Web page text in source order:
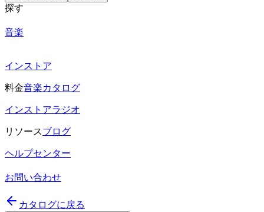
探す
音楽
インストア
料金音楽カタログ
インストアラジオ
リソースブログ
ヘルプセンター
お問い合わせ
カタログに戻る